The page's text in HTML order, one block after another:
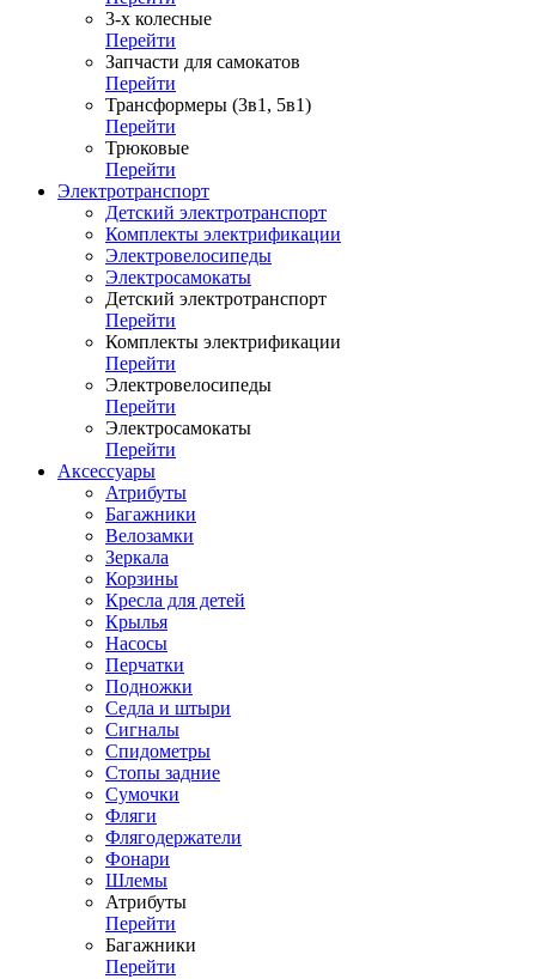
3-х колесные
Перейти
Запчасти для самокатов
Перейти
Трансформеры (3в1, 5в1)
Перейти
Трюковые
Перейти
Электротранспорт
Детский электротранспорт
Комплекты электрификации
Электровелосипеды
Электросамокаты
Детский электротранспорт
Перейти
Комплекты электрификации
Перейти
Электровелосипеды
Перейти
Электросамокаты
Перейти
Аксессуары
Атрибуты
Багажники
Велозамки
Зеркала
Корзины
Кресла для детей
Крылья
Насосы
Перчатки
Подножки
Седла и штыри
Сигналы
Спидометры
Стопы задние
Сумочки
Фляги
Флягодержатели
Фонари
Шлемы
Атрибуты
Перейти
Багажники
Перейти